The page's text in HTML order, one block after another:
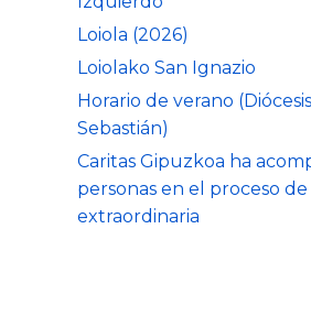
Loiola (2026)
Loiolako San Ignazio
Horario de verano
Sebastián)
Caritas Gipuzkoa ha
personas en el proceso
extraordinaria